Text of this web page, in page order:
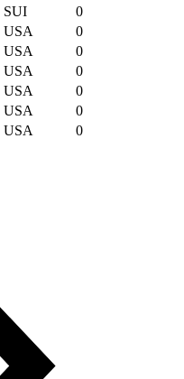
SUI
0
USA
0
USA
0
USA
0
USA
0
USA
0
USA
0